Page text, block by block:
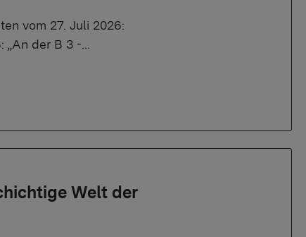
vom 27. Juli 2026:
der B 3 -…
Welt der